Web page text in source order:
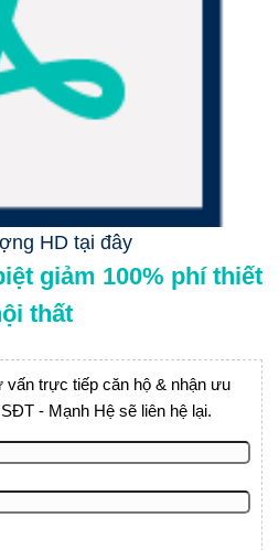
HD tại đây
giảm 100% phí thiết
thất
vấn trực tiếp căn hộ & nhận ưu
- Mạnh Hệ sẽ liên hệ lại.